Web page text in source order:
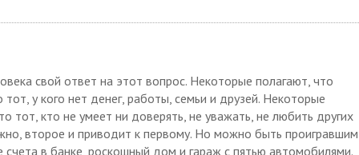
свой ответ на этот вопрос. Некоторые полагают, что
тот, у кого нет денег, работы, семьи и друзей. Некоторые
тот, кто не умеет ни доверять, не уважать, не любить других
второе и приводит к первому. Но можно быть
счета в банке, роскошный дом и гараж с пятью автомобилями.